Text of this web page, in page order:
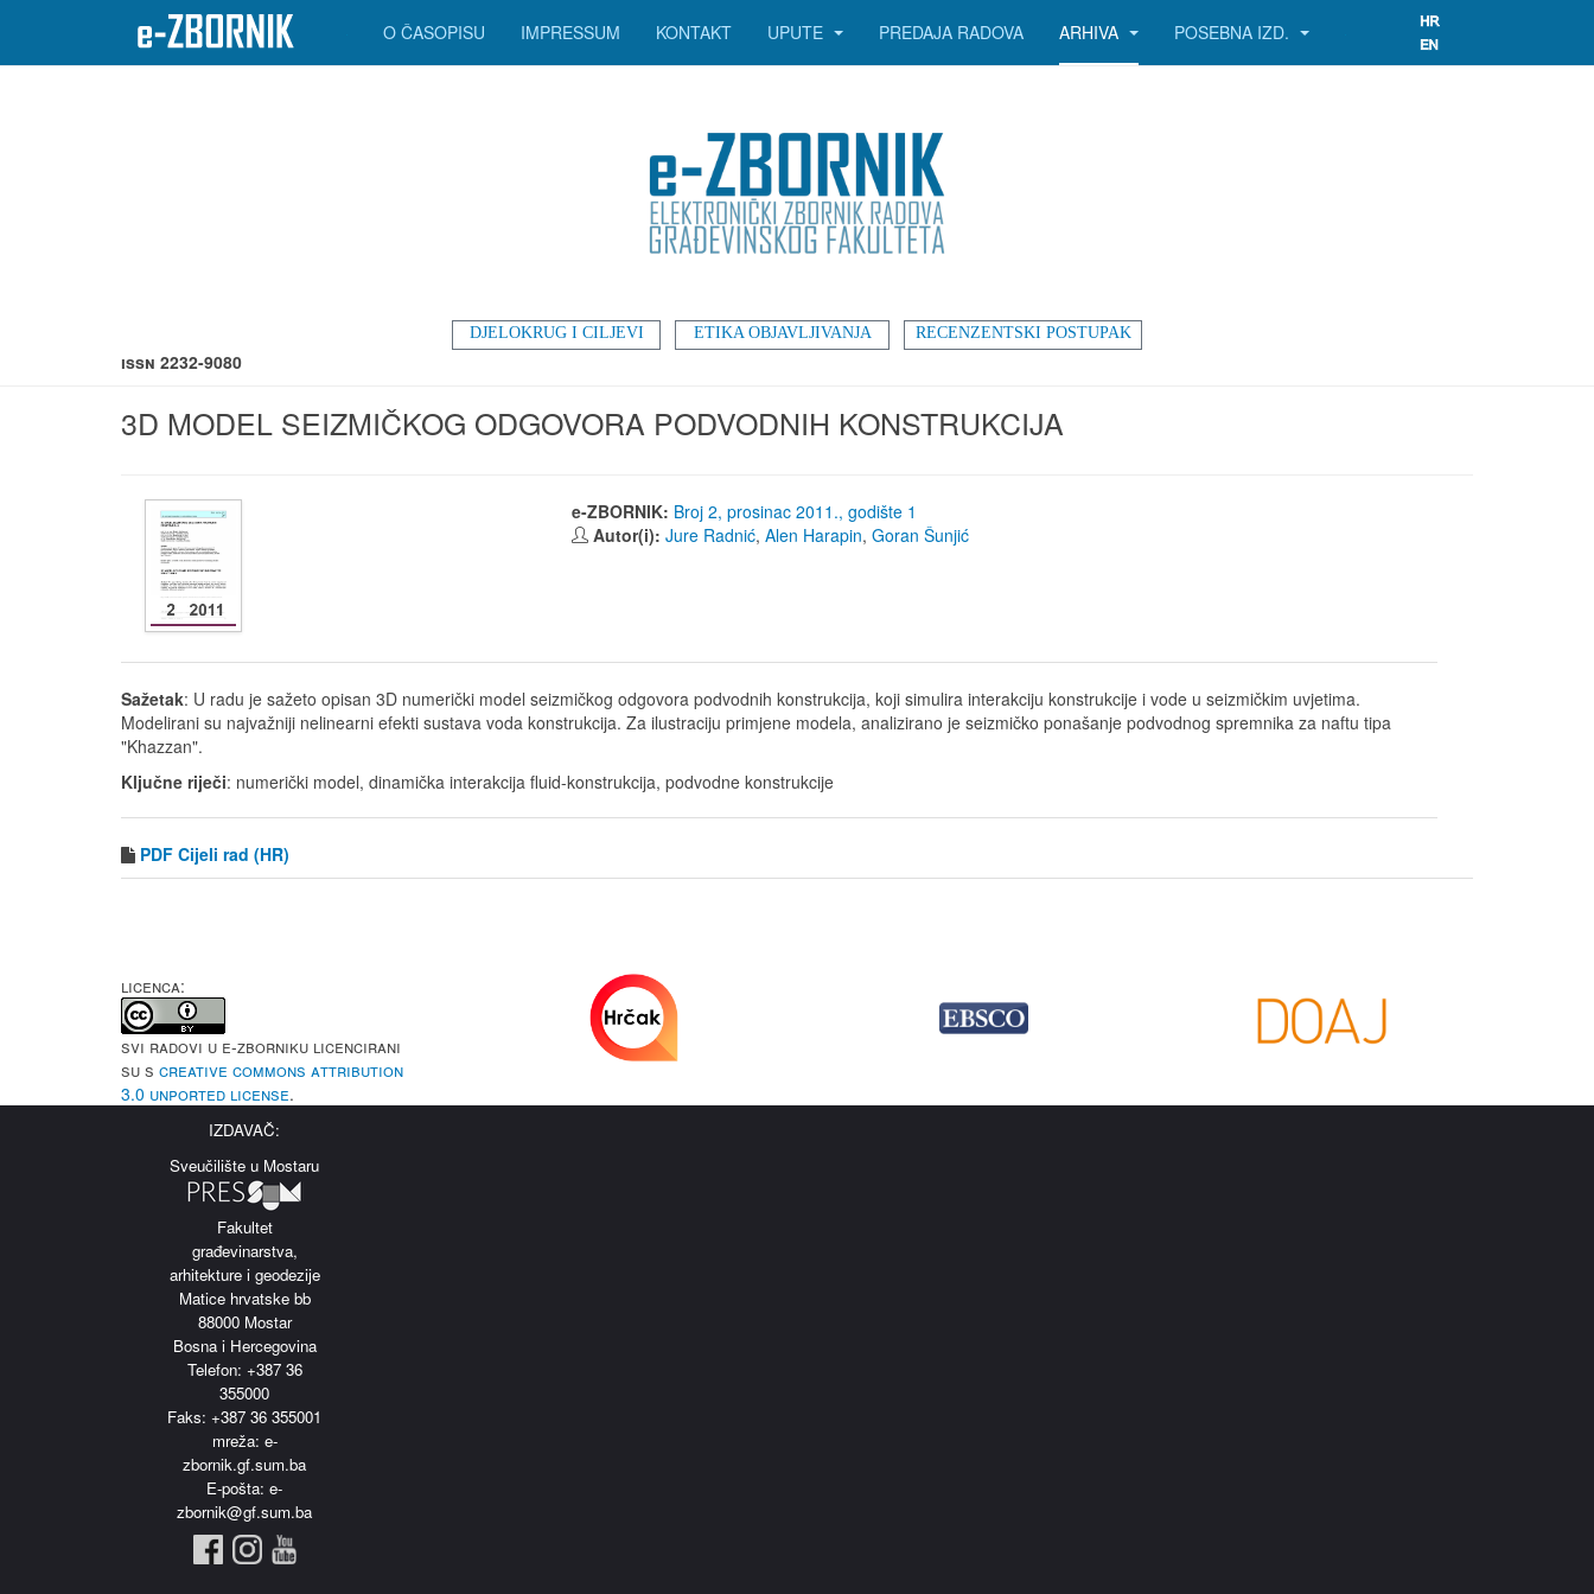
DJELOKRUG I CILJEVI ETIKA OBJAVLJIVANJA RECENZENTSKI POSTUPAK
O ČASOPISU IMPRESSUM KONTAKT UPUTE PREDAJA RADOVA ARHIVA POSEBNA IZD.
ISSN 2232-9080
3D MODEL SEIZMIČKOG ODGOVORA PODVODNIH KONSTRUKCIJA
e-ZBORNIK: Broj 2, prosinac 2011., godište 1
Autor(i): Jure Radnić, Alen Harapin, Goran Šunjić
Sažetak: U radu je sažeto opisan 3D numerički model seizmičkog odgovora podvodnih konstrukcija, koji simulira interakciju konstrukcije i vode u seizmičkim uvjetima.
Modelirani su najvažniji nelinearni efekti sustava voda konstrukcija. Za ilustraciju primjene modela, analizirano je seizmičko ponašanje podvodnog spremnika za naftu tipa
"Khazzan".
Ključne riječi: numerički model, dinamička interakcija fluid-konstrukcija, podvodne konstrukcije
PDF Cijeli rad (HR)
LICENCA:
Svi radovi u e-Zborniku licencirani
su s Creative Commons Attribution
3.0 Unported License.
IZDAVAČ:
Sveučilište u Mostaru
Fakultet
građevinarstva,
arhitekture i geodezije
Matice hrvatske bb
88000 Mostar
Bosna i Hercegovina
Telefon: +387 36
355000
Faks: +387 36 355001
mreža: e-
zbornik.gf.sum.ba
E-pošta: e-
zbornik@gf.sum.ba